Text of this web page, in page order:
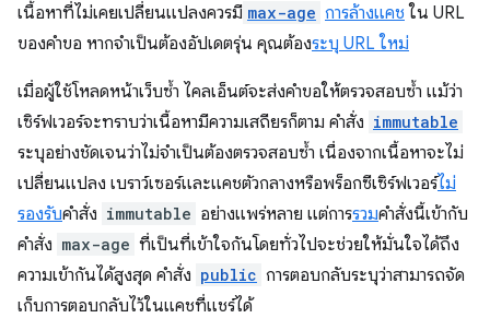
เนื้อหาที่ไม่เคยเปลี่ยนแปลงควรมี max-age การล้างแคช ใน URL
ของคำขอ หากจำเป็นต้องอัปเดตรุ่น คุณต้องระบุ URL ใหม่
เมื่อผู้ใช้โหลดหน้าเว็บซ้ำ ไคลเอ็นต์จะส่งคำขอให้ตรวจสอบซ้ำ แม้ว่า
เซิร์ฟเวอร์จะทราบว่าเนื้อหามีความเสถียรก็ตาม คำสั่ง immutable
ระบุอย่างชัดเจนว่าไม่จำเป็นต้องตรวจสอบซ้ำ เนื่องจากเนื้อหาจะไม่
เปลี่ยนแปลง เบราว์เซอร์และแคชตัวกลางหรือพร็อกซีเซิร์ฟเวอร์ไม่
รองรับคำสั่ง immutable อย่างแพร่หลาย แต่การรวมคำสั่งนี้เข้ากับ
คำสั่ง max-age ที่เป็นที่เข้าใจกันโดยทั่วไปจะช่วยให้มั่นใจได้ถึง
ความเข้ากันได้สูงสุด คำสั่ง public การตอบกลับระบุว่าสามารถจัด
เก็บการตอบกลับไว้ในแคชที่แชร์ได้